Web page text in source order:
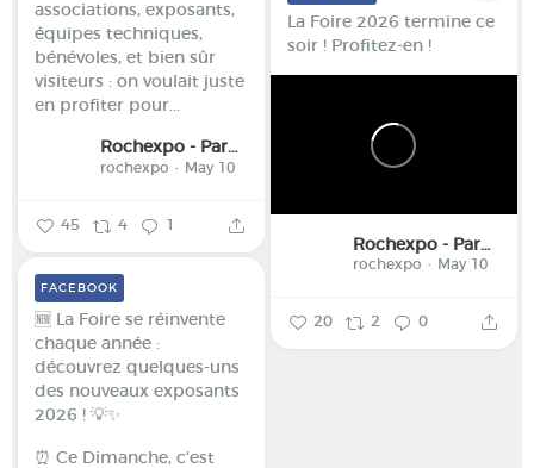
associations, exposants,
équipes techniques,
bénévoles, et bien sûr
visiteurs : on voulait juste
en profiter pour...
Rochexpo - Parc des Expositions de la Haute-Savoie
rochexpo May 10
45 4 1
La Foire 2026 termine ce
soir ! Profitez-en !
Rochexpo - Parc des Expositions de la Haute-Savoie
rochexpo May 10
20 2 0
🆕 La Foire se réinvente
chaque année :
découvrez quelques-uns
des nouveaux exposants
2026 ! 💡✨
⏰ Ce Dimanche, c'est
FACEBOOK